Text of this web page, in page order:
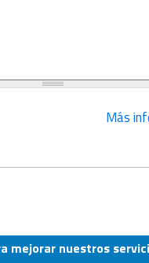
Más
mejorar nuestros